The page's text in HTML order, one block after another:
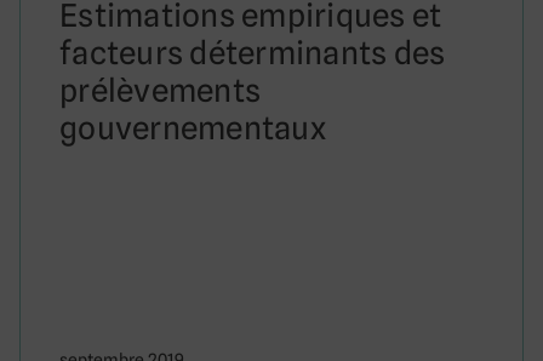
Estimations empiriques et
facteurs déterminants des
prélèvements
gouvernementaux